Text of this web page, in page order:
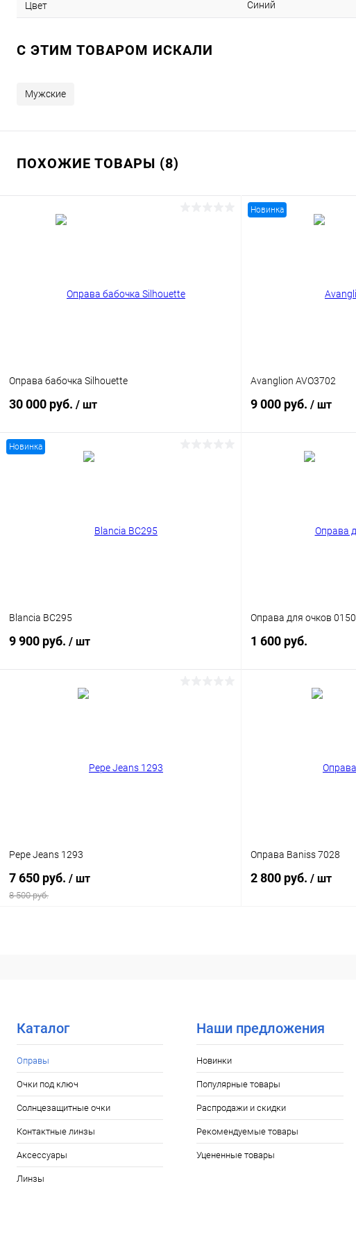
Цвет Синий
C ЭТИМ ТОВАРОМ ИСКАЛИ
Мужские
ПОХОЖИЕ ТОВАРЫ (8)
Оправа бабочка Silhouette
30 000 руб. / шт
Новинка
Avanglion AVO3702
9 000 руб. / шт
Новинка
Blancia BC295
9 900 руб. / шт
Оправа для очков 0150
1 600 руб.
Pepe Jeans 1293
7 650 руб. / шт
8 500 руб.
Оправа Baniss 7028
2 800 руб. / шт
Каталог
Оправы
Очки под ключ
Солнцезащитные очки
Контактные линзы
Аксессуары
Линзы
Наши предложения
Новинки
Популярные товары
Распродажи и скидки
Рекомендуемые товары
Уцененные товары